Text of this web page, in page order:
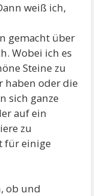
weiß ich,
gemacht über
Wobei ich es
Steine zu
haben oder die
sich ganze
auf ein
zu
für einige
ob und